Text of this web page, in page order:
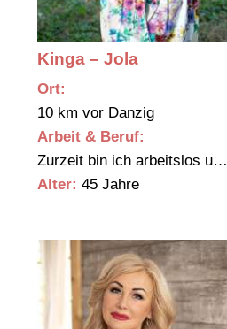
Kinga – Jola
Ort:
10 km vor Danzig
Arbeit & Beruf:
Zurzeit bin ich arbeitslos u…
Alter: 45 Jahre